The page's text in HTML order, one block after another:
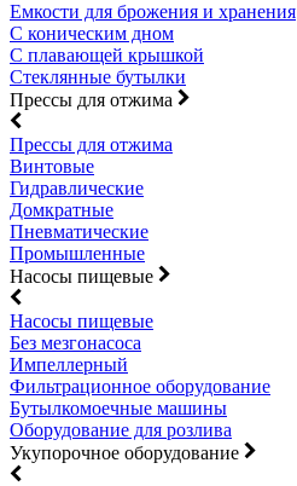
Емкости для брожения и хранения
С коническим дном
С плавающей крышкой
Стеклянные бутылки
Прессы для отжима
Прессы для отжима
Винтовые
Гидравлические
Домкратные
Пневматические
Промышленные
Насосы пищевые
Насосы пищевые
Без мезгонасоса
Импеллерный
Фильтрационное оборудование
Бутылкомоечные машины
Оборудование для розлива
Укупорочное оборудование